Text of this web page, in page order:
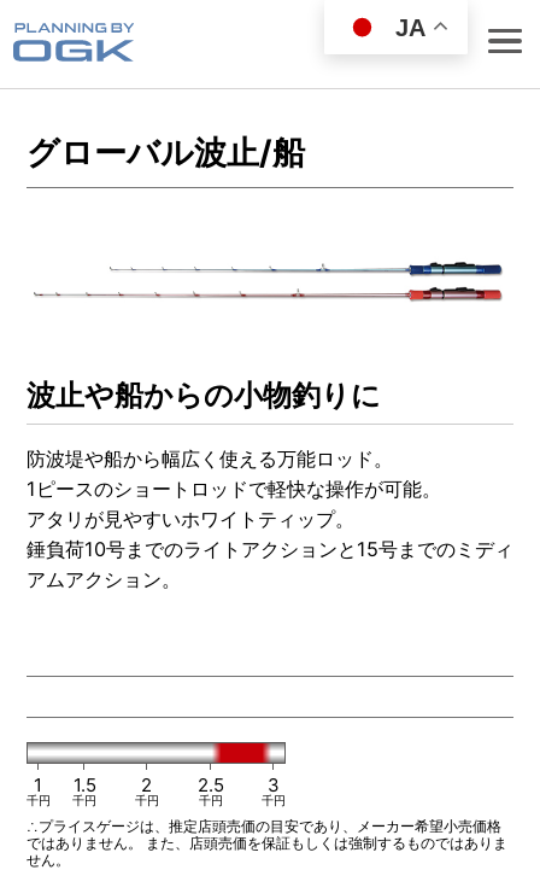
REEL
LANDING NET
FISHING GOODS
FISHING SET
LURE
OTHERS
NURSING CARE
グローバル波止/船
波止や船からの小物釣りに
防波堤や船から幅広く使える万能ロッド。
1ピースのショートロッドで軽快な操作が可能。
アタリが見やすいホワイトティップ。
錘負荷10号までのライトアクションと15号までのミディ
アムアクション。
1
千円
1.5
千円
2
千円
2.5
千円
3
千円
∴プライスゲージは、推定店頭売価の目安であり、メーカー希望小売価格
ではありません。 また、店頭売価を保証もしくは強制するものではありま
せん。
JA